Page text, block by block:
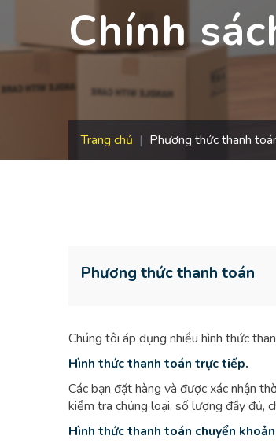
Chính
Trang chủ Phương thức thanh
Phương thức thanh toán
Chúng tôi áp dụng nhiều hình thức
Hình thức thanh toán trực tiếp.
Các bạn đặt hàng và được xác nhận
kiểm tra chủng loại, số lượng đầy đủ,
Hình thức thanh toán chuyển khoản